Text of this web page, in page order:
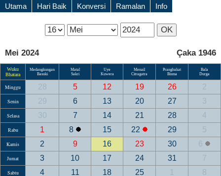
Utama Hari Baik Konversi Ramalan Info
Mei 2024 Çaka 1946
Wuku
Bhatara
Medangkungan
Basuki
Matal
Sakri
Uye
Kuwera
Menail
Citragatra
Prangbakat
Bisma
Bala
Durga
Minggu 28 5 12 19 26 2
Senin 29 6 13 20 27 3
Selasa 30 7 14 21 28 4
Rabu 1 8 15 22 29 5
Kamis 2 9 16 23 30 6
Jumat 3 10 17 24 31 7
Sabtu 4 11 18 25 1 8